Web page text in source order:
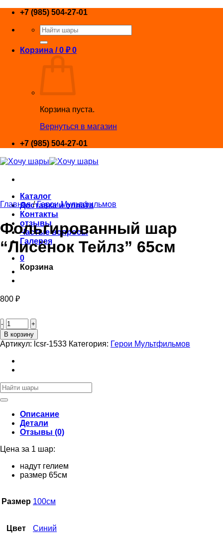
Skip
content
+7 (985) 504-27-01
Искать:
Корзина /0 ₽ 0
Корзина пуста.
Вернуться в магазин
+7 (985) 504-27-01
Каталог
Доставка и оплата
Контакты
отзывы
Частые вопросы
Галерея
0
Корзина
Главная / Герои Мультфильмов
Фольгированный шар
“Лисёнок Тейлз” 65см
800 ₽
товара
Фольгированный
шар
Тейлз”
65см
В корзину
Артикул: lcsr-1533 Категория: Герои Мультфильмов
Искать:
Описание
Детали
Отзывы (0)
Цена за 1 шар:
надут гелием
размер 65см
Размер 100см
Цвет Синий